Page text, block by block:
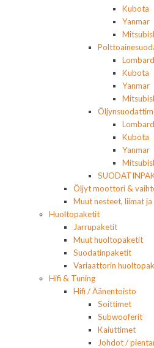
Kubota
Yanmar
Kubota
Yanmar
Kubota
Yanmar
Öljyt moottori &
Muut nesteet, liimat ja
Huoltopaketit
Jarrupaketit
Muut huoltopaketit
Suodatinpaketit
Variaattorin
Hifi & Tuning
Hifi / Äänentoisto
Soittimet
Subwooferit
Kaiuttimet
Johdot /